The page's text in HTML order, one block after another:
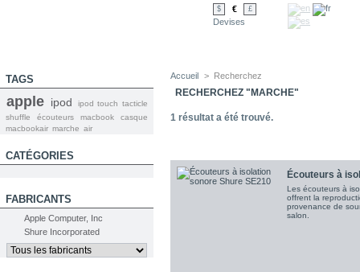
$ € £
Devises
TAGS
apple ipod
ipod touch tacticle
shuffle
écouteurs macbook
casque
macbookair marche air
CATÉGORIES
FABRICANTS
Apple Computer, Inc
Shure Incorporated
Accueil > Recherchez
RECHERCHEZ "MARCHE"
1 résultat a été trouvé.
Écouteurs à
Les écouteurs à
offrent la
provenance de
salon.